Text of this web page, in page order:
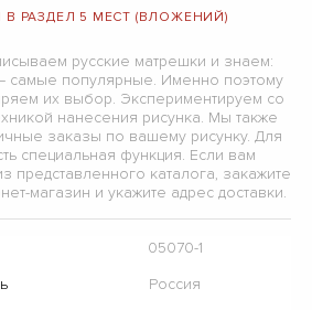
В РАЗДЕЛ 5 МЕСТ (ВЛОЖЕНИЙ)
русские матрешки и знаем:
самые популярные. Именно поэтому
их выбор. Экспериментируем со
нанесения рисунка. Мы также
заказы по вашему рисунку. Для
специальная функция. Если вам
представленного каталога, закажите
магазин и укажите адрес доставки.
05070-1
Россия